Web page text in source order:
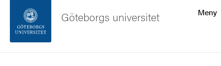
Sidfoten
Meny
Göteborgs universitet